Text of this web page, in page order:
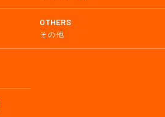
OTHERS
その他